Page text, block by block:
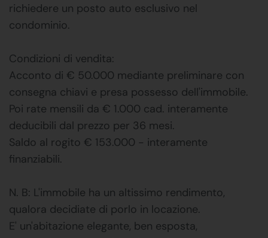
richiedere un posto auto esclusivo nel
condominio.
Condizioni di vendita:
Acconto di € 50.000 mediante preliminare con
consegna chiavi e presa possesso dell'immobile.
Poi rate mensili da € 1.000 cad. interamente
deducibili dal prezzo per 36 mesi.
Saldo al rogito € 153.000 - interamente
finanziabili.
N. B: L'immobile ha un altissimo rendimento,
qualora decidiate di porlo in locazione.
E' un'abitazione elegante, ben esposta,